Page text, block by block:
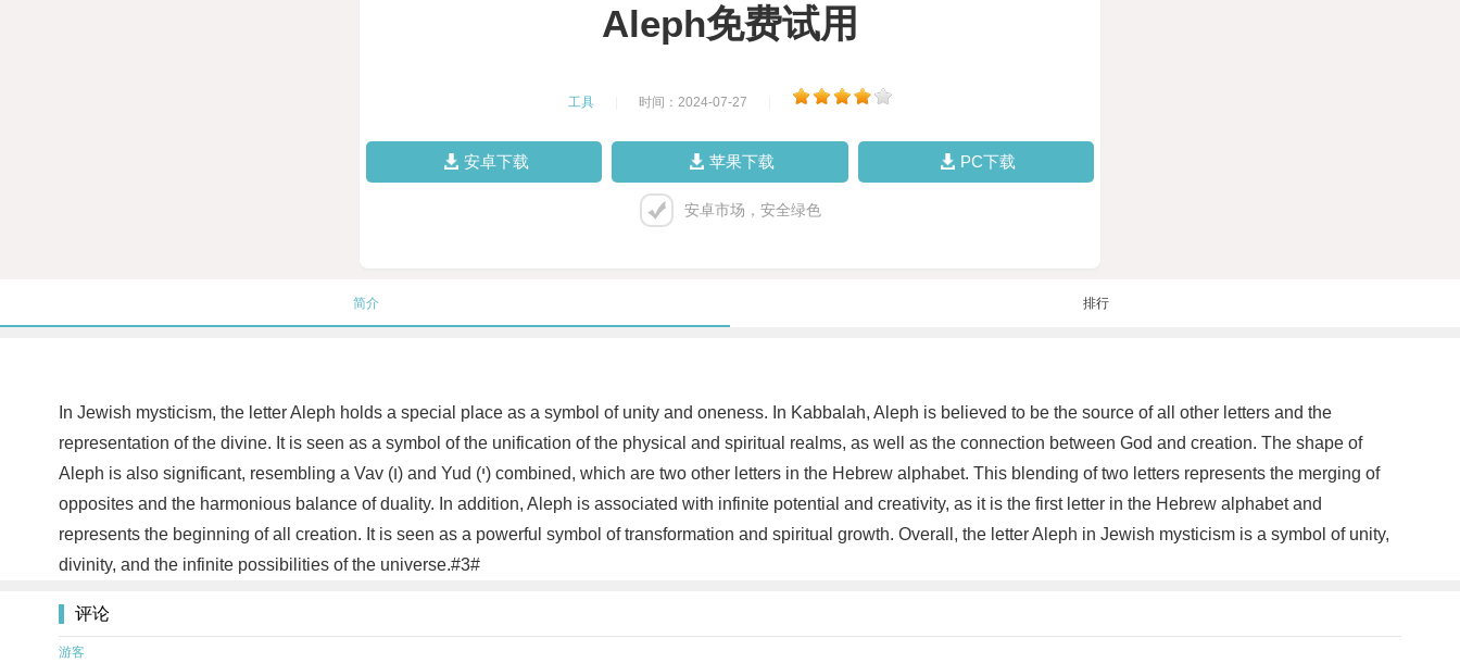
Aleph免费试用
工具 时间：2024-07-27
安卓下载 苹果下载 PC下载
安卓市场，安全绿色
简介 排行
In Jewish mysticism, the letter Aleph holds a special place as a symbol of unity and oneness. In Kabbalah, Aleph is believed to be the source of all other letters and the
representation of the divine. It is seen as a symbol of the unification of the physical and spiritual realms, as well as the connection between God and creation. The shape of
Aleph is also significant, resembling a Vav (ו) and Yud (י) combined, which are two other letters in the Hebrew alphabet. This blending of two letters represents the merging of
opposites and the harmonious balance of duality. In addition, Aleph is associated with infinite potential and creativity, as it is the first letter in the Hebrew alphabet and
represents the beginning of all creation. It is seen as a powerful symbol of transformation and spiritual growth. Overall, the letter Aleph in Jewish mysticism is a symbol of unity,
divinity, and the infinite possibilities of the universe.#3#
评论
游客